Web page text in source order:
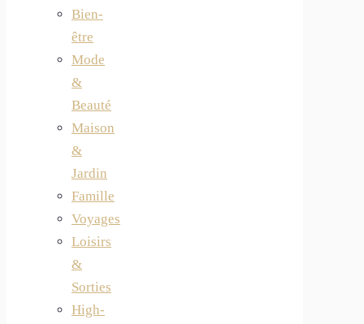
Bien-
être
Mode
&
Beauté
Maison
&
Jardin
Famille
Voyages
Loisirs
&
Sorties
High-